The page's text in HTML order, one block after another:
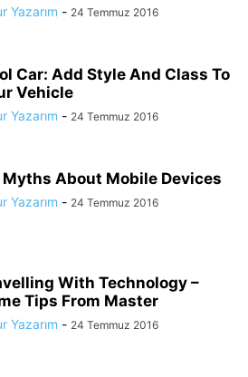
Yazarım - 24 Temmuz 2016
Car: Add Style And Class To
Vehicle
Yazarım - 24 Temmuz 2016
About Mobile Devices
Yazarım - 24 Temmuz 2016
With Technology –
Tips From Master
Yazarım - 24 Temmuz 2016